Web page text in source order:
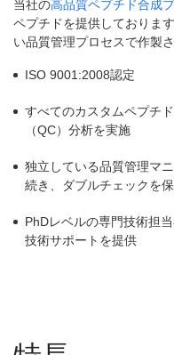
当社の高品質ペプチド合成
ペプチドを提供しておりま
い品質管理プロセスで作製
ISO 9001:2008認定
すべてのカスタムペプチ
（QC）分析を実施
独立している品質管理マ
続き、ダブルチェックを
PhDレベルの専門技術担
技術サポートを提供